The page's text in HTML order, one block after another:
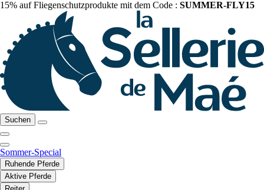
15% auf Fliegenschutzprodukte mit dem Code : SUMMER-FLY15
Suchen
Sommer-Special
Ruhende Pferde
Aktive Pferde